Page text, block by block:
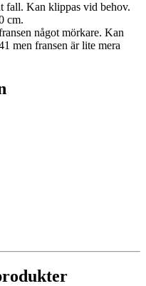
fall. Kan klippas vid behov.
cm.
något mörkare. Kan
men fransen är lite mera